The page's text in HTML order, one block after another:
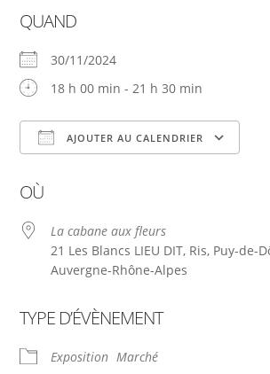
QUAND
30/11/2024
18 h 00 min - 21 h 30 min
AJOUTER AU CALENDRIER
OÙ
La cabane aux fleurs
21 Les Blancs LIEU DIT, Ris, Puy-de-
Auvergne-Rhône-Alpes
TYPE D’ÉVÈNEMENT
Exposition Marché